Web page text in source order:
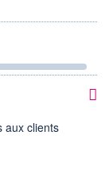
aux clients